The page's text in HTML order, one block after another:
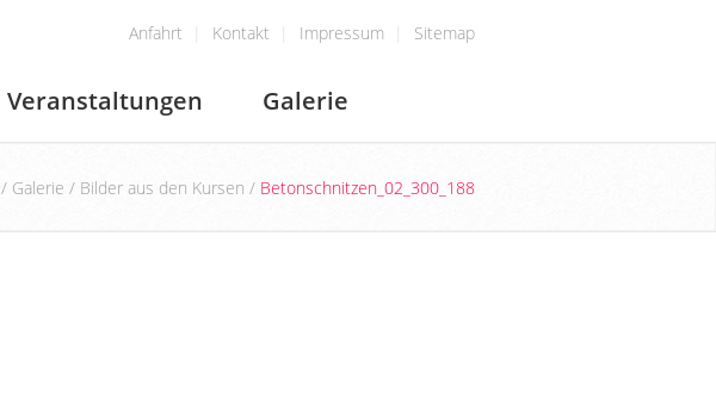
Anfahrt Kontakt Impressum Sitemap
Veranstaltungen Galerie
/ Galerie / Bilder aus den Kursen / Betonschnitzen_02_300_188